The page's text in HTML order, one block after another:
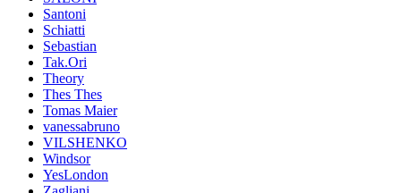
Santoni
Schiatti
Sebastian
Tak.Ori
Theory
Thes Thes
Tomas Maier
vanessabruno
VILSHENKO
Windsor
YesLondon